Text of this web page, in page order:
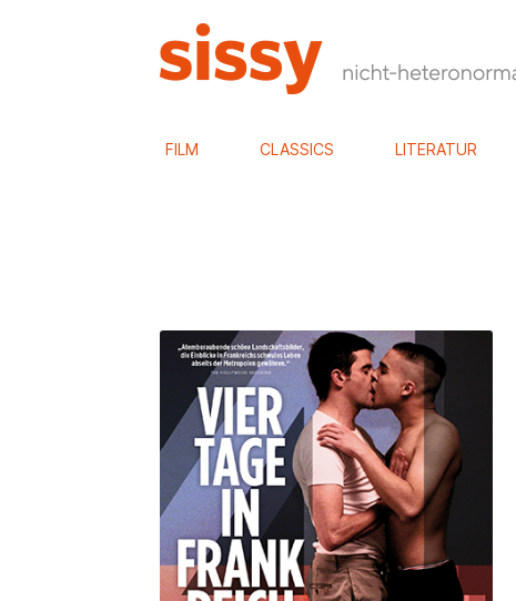
FILM CLASSICS LITERATUR